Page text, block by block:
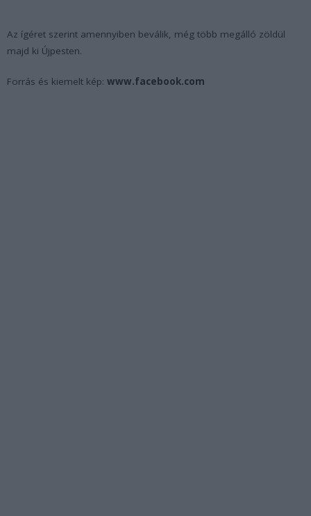
Az ígéret szerint amennyiben beválik, még több megálló zöldül
majd ki Újpesten.
Forrás és kiemelt kép: www.facebook.com